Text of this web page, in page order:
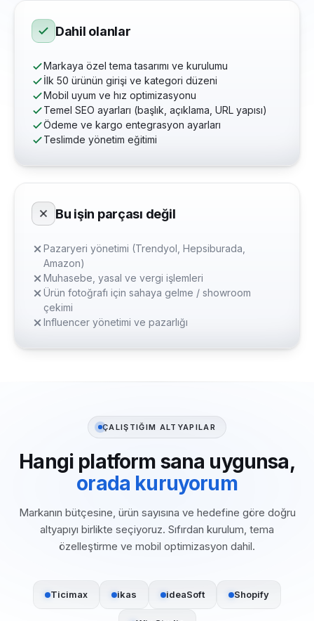
Dahil olanlar
Markaya özel tema tasarımı ve kurulumu
İlk 50 ürünün girişi ve kategori düzeni
Mobil uyum ve hız optimizasyonu
Temel SEO ayarları (başlık, açıklama, URL yapısı)
Ödeme ve kargo entegrasyon ayarları
Teslimde yönetim eğitimi
Bu işin parçası değil
Pazaryeri yönetimi (Trendyol, Hepsiburada,
Amazon)
Muhasebe, yasal ve vergi işlemleri
Ürün fotoğrafı için sahaya gelme / showroom
çekimi
Influencer yönetimi ve pazarlığı
ÇALIŞTIĞIM ALTYAPILAR
Hangi platform sana uygunsa,
orada kuruyorum
Markanın bütçesine, ürün sayısına ve hedefine göre doğru
altyapıyı birlikte seçiyoruz. Sıfırdan kurulum, tema
özelleştirme ve mobil optimizasyon dahil.
Ticimax ikas ideaSoft Shopify